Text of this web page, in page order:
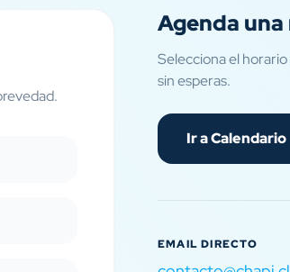
Agenda
Selecciona el
sin esperas.
Ir a Calendario
EMAIL DIRECTO